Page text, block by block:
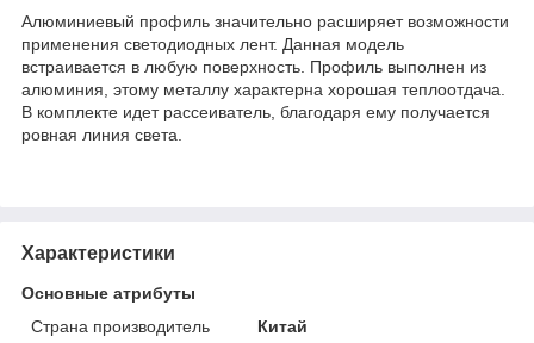
Алюминиевый профиль значительно расширяет возможности
применения светодиодных лент. Данная модель
встраивается в любую поверхность. Профиль выполнен из
алюминия, этому металлу характерна хорошая теплоотдача.
В комплекте идет рассеиватель, благодаря ему получается
ровная линия света.
Характеристики
Основные атрибуты
Страна производитель
Китай